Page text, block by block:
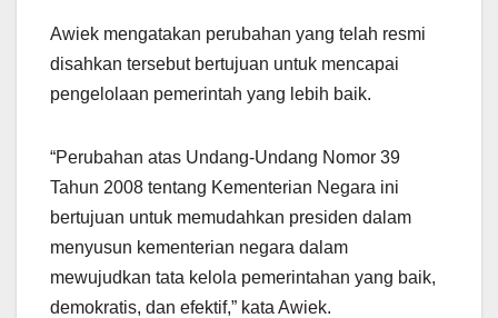
Awiek mengatakan perubahan yang telah resmi
disahkan tersebut bertujuan untuk mencapai
pengelolaan pemerintah yang lebih baik.
“Perubahan atas Undang-Undang Nomor 39
Tahun 2008 tentang Kementerian Negara ini
bertujuan untuk memudahkan presiden dalam
menyusun kementerian negara dalam
mewujudkan tata kelola pemerintahan yang baik,
demokratis, dan efektif,” kata Awiek.